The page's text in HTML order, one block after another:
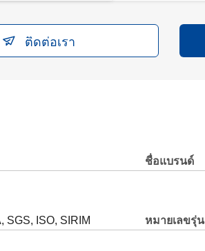
ติดต่อเรา
ชื่อแบรนด์
SGS, ISO, SIRIM หมายเลขรุ่น